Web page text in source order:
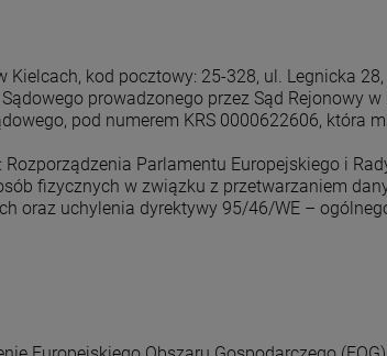
Kielcach, kod pocztowy: 25-328, ul. Legnicka
prowadzonego przez Sąd Rejonowy w
pod numerem KRS 0000622606, która
Parlamentu Europejskiego i
fizycznych w związku z przetwarzaniem
oraz uchylenia dyrektywy 95/46/WE –